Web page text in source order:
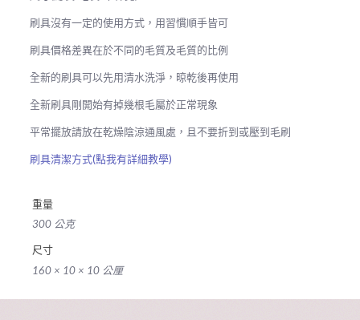
刷具沒有一定的使用方式，用習慣順手皆可
刷具價格差異在於不同的毛質及毛質的比例
全新的刷具可以先用清水洗淨，晾乾後再使用
全新刷具剛開始有掉幾根毛屬於正常現象
平常擺放請放在乾燥陰涼通風處，且不要折到或壓到毛刷
刷具清潔方式(點我有詳細教學)
重量
300 公克
尺寸
160 × 10 × 10 公厘